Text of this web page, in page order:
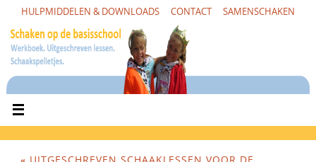
HULPMIDDELEN & DOWNLOADS CONTACT SAMENSCHAKEN